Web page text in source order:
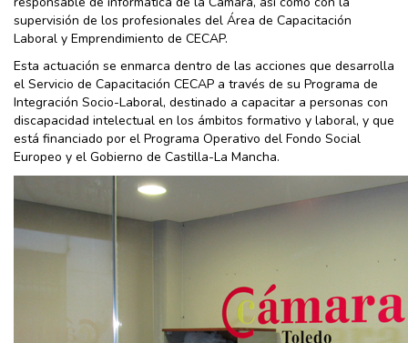
supervisión de los profesionales del Área de Capacitación
Laboral y Emprendimiento de CECAP.
Esta actuación se enmarca dentro de las acciones que desarrolla
el Servicio de Capacitación CECAP a través de su Programa de
Integración Socio-Laboral, destinado a capacitar a personas con
discapacidad intelectual en los ámbitos formativo y laboral, y que
está financiado por el Programa Operativo del Fondo Social
Europeo y el Gobierno de Castilla-La Mancha.